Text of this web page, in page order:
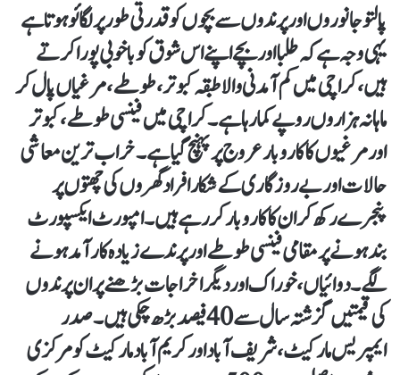
پالتو جانوروں اور پرندوں سے بچوں کو قدرتی طور پر لگائو ہوتا ہے
یہی وجہ ہے کہ طلبا اور بچے اپنے اس شوق کو باخوبی پورا کرتے
ہیں، کراچی میں کم آمدنی والا طبقہ کبوتر، طوطے، مرغیاں پال کر
ماہانہ ہزاروں روپے کما رہا ہے۔کراچی میں فینسی طوطے، کبوتر
اور مرغیوں کا کاروبار عروج پر پہنچ گیا ہے۔ خراب ترین معاشی
حالات اور بے روزگاری کے شکار افراد گھروں کی چھتوں پر
پنجرے رکھ کر ان کا کاروبار کر رہے ہیں۔ امپورٹ ایکسپورٹ
بند ہونے پر مقامی فینسی طوطے اور پرندے زیادہ کارآمد ہونے
لگے۔ دوائیاں، خوراک اور دیگر اخراجات بڑھنے پر ان پرندوں
کی قیمتیں گزشتہ سال سے 40 فیصد بڑھ چکی ہیں۔صدر
ایمپریس مارکیٹ ، شریف آباد اور کریم آباد مارکیٹ کو مرکزی